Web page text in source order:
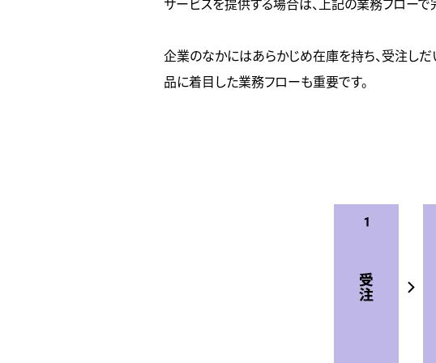
企業のなかにはあらかじめ在庫を持ち、受注し
品に着目した業務フローも重要です。